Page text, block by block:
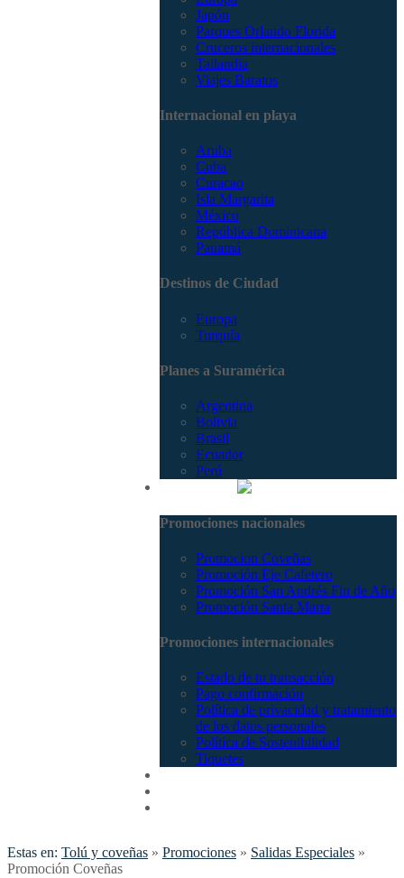
Japón
Parques Orlando Florida
Cruceros internacionales
Tailandia
Viajes Baratos
Internacional en playa
Aruba
Cuba
Curacao
Isla Margarita
México
República Dominicana
Panamá
Destinos de Ciudad
Europa
Turquía
Planes a Suramérica
Argentina
Bolivia
Brasil
Ecuador
Perú
Promociones nacionales
Promocion Coveñas
Promoción Eje Cafetero
Promoción San Andrés Fin de Año
Promoción Santa Marta
Promociones internacionales
Estado de tu transacción
Pago confirmación
Política de privacidad y tratamiento
de los datos personales
Política de Sostenibilidad
Tiquetes
Estas en: Tolú y coveñas » Promociones » Salidas Especiales »
Promoción Coveñas